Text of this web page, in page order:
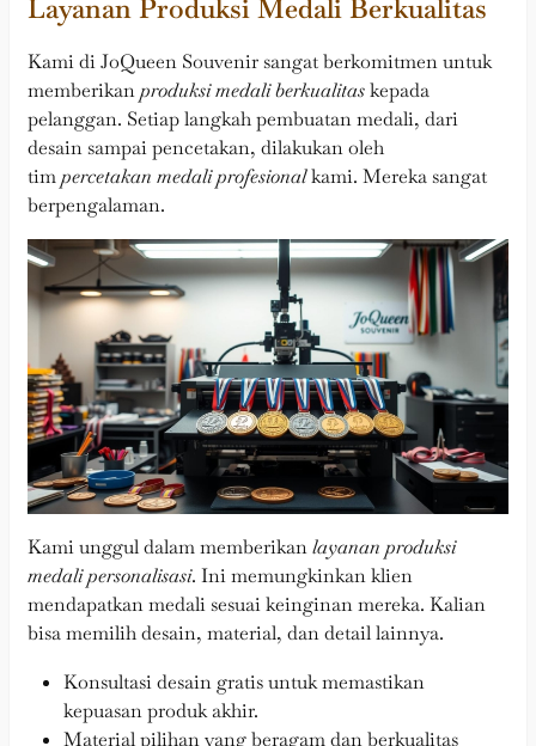
Layanan Produksi Medali Berkualitas
Kami di JoQueen Souvenir sangat berkomitmen untuk
memberikanproduksi medali berkualitaskepada
pelanggan. Setiap langkah pembuatan medali, dari
desain sampai pencetakan, dilakukan oleh
timpercetakan medali profesionalkami. Mereka sangat
berpengalaman.
Kami unggul dalam memberikanlayanan produksi
medali personalisasi. Ini memungkinkan klien
mendapatkan medali sesuai keinginan mereka. Kalian
bisa memilih desain, material, dan detail lainnya.
Konsultasi desain gratis untuk memastikan
kepuasan produk akhir.
Material pilihan yang beragam dan berkualitas